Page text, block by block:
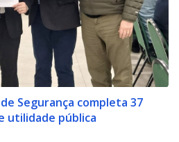
Segurança completa 37
utilidade pública